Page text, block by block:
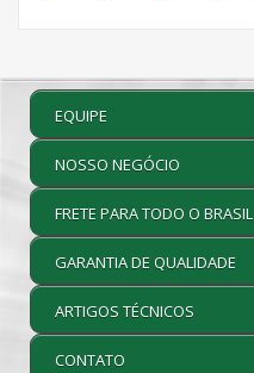
EQUIPE
NOSSO NEGÓCIO
FRETE PARA TODO O BRASIL
GARANTIA DE QUALIDADE
ARTIGOS TÉCNICOS
CONTATO